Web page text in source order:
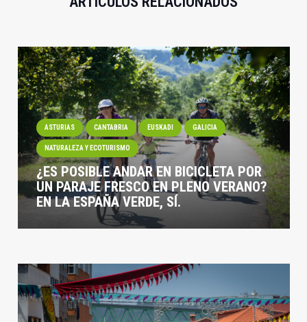
ASTURIAS CANTABRIA EUSKADI GALICIA
NATURALEZA Y ECOTURISMO
¿ES POSIBLE ANDAR EN BICICLETA POR
UN PARAJE FRESCO EN PLENO VERANO?
EN LA ESPAÑA VERDE, SÍ.